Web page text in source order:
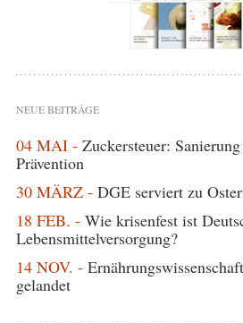
NEUE BEITRÄGE
04 MAI - Zuckersteuer:
Prävention
30 MÄRZ - DGE serviert zu
18 FEB. - Wie krisenfest ist
Lebensmittelversorgung?
14 NOV. -
gelandet